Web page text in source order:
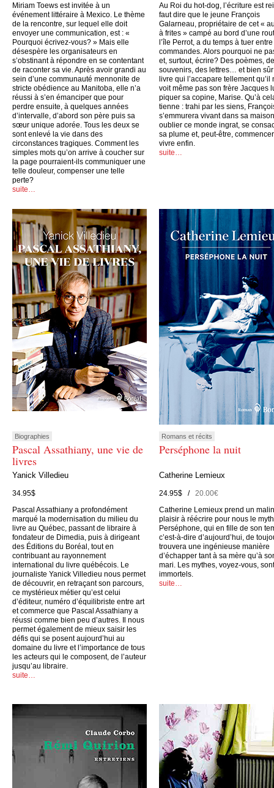
Miriam Toews est invitée à un
événement littéraire à Mexico. Le thème
de la rencontre, sur lequel elle doit
envoyer une communication, est : «
Pourquoi écrivez-vous? » Mais elle
désespère les organisateurs en
s’obstinant à répondre en se contentant
de raconter sa vie. Après avoir grandi au
sein d’une communauté mennonite de
stricte obédience au Manitoba, elle n’a
réussi à s’en émanciper que pour
perdre ensuite, à quelques années
d’intervalle, d’abord son père puis sa
sœur unique adorée. Tous les deux se
sont enlevé la vie dans des
circonstances tragiques. Comment les
simples mots qu’on arrive à coucher sur
la page pourraient-ils communiquer une
telle douleur, compenser une telle
perte?
suite…
Au Roi du hot-dog, l’écriture est
faut dire que le jeune François
Galarneau, propriétaire de cet «
à frites » campé au bord d’une
l’île Perrot, a du temps à tuer
commandes. Alors pourquoi ne
et, surtout, écrire? Des poèmes,
souvenirs, des lettres… et bien
livre qui l’accapare tellement qu’il
voit même pas son frère Jacques
piquer sa copine, Marise. Qu’à
tienne : trahi par les siens,
s’emmurera vivant dans sa
oublier ce monde ingrat, se
sa plume et, peut-être,
vivre enfin.
suite…
Biographies
Pascal Assathiany, une vie de
livres
Yanick Villedieu
34.95$
Pascal Assathiany a profondément
marqué la modernisation du milieu du
livre au Québec, passant de libraire à
fondateur de Dimedia, puis à dirigeant
des Éditions du Boréal, tout en
contribuant au rayonnement
international du livre québécois. Le
journaliste Yanick Villedieu nous permet
de découvrir, en retraçant son parcours,
ce mystérieux métier qu’est celui
d’éditeur, numéro d’équilibriste entre art
et commerce que Pascal Assathiany a
réussi comme bien peu d’autres. Il nous
permet également de mieux saisir les
défis qui se posent aujourd’hui au
domaine du livre et l’importance de tous
les acteurs qui le composent, de l’auteur
jusqu’au libraire.
suite…
Romans et récits
Perséphone la nuit
Catherine Lemieux
24.95$ /20.00€
Catherine Lemieux prend un malin
plaisir à réécrire pour nous le
Perséphone, qui en fille de son
c’est-à-dire d’aujourd’hui, de
trouvera une ingénieuse manière
d’échapper tant à sa mère qu’à
mari. Les mythes, voyez-vous, sont
immortels.
suite…